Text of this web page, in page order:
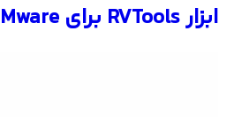
ابزار RVTools برای VMware